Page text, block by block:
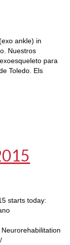
ankle) in
Nuestros
para
Toledo. Els
starts today:
Neurorehabilitation